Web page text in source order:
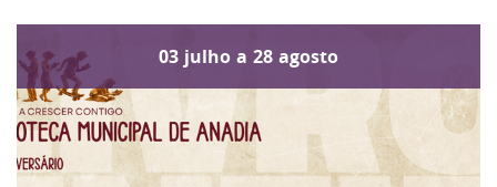
03 julho a 28 agosto